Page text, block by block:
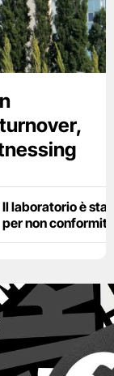
Il laboratorio è
per non